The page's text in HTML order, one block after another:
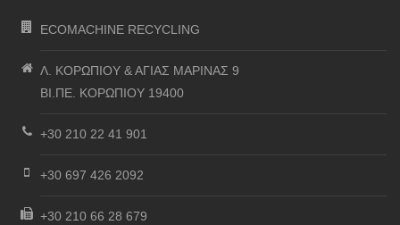
ECOMACHINE RECYCLING
Λ. ΚΟΡΩΠΙΟΥ & ΑΓΙΑΣ ΜΑΡΙΝΑΣ 9
ΒΙ.ΠΕ. ΚΟΡΩΠΙΟΥ 19400
+30 210 22 41 901
+30 697 426 2092
+30 210 66 28 679